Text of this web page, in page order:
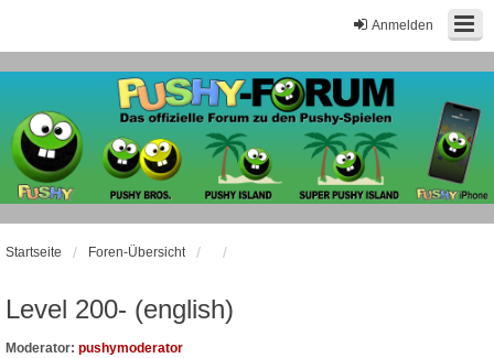
Anmelden
Startseite Foren-Übersicht
Level 200- (english)
Moderator: pushymoderator